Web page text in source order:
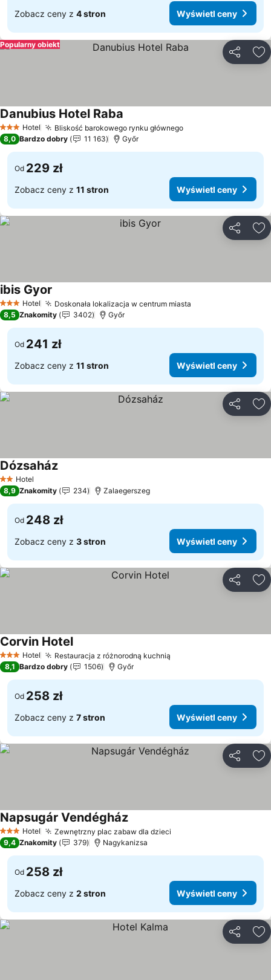
Zobacz ceny z 4 stron Wyświetl ceny
Popularny obiekt
3 Kategoria
Hotel Bliskość barokowego rynku głównegoWyświetl ceny
Danubius Hotel Raba
8,0 Bardzo dobry 11 163 Győr
Od 229 zł
Zobacz ceny z 11 stron Wyświetl ceny
3 Kategoria
Hotel Doskonała lokalizacja w centrum miasta
ibis Gyor
8,5 Znakomity 3402 Győr
Od 241 zł
Zobacz ceny z 11 stron Wyświetl ceny
2 Kategoria
Hotel
DózsaházWyświetl ceny
8,9 Znakomity 234 Zalaegerszeg
Od 248 zł
Zobacz ceny z 3 stron Wyświetl ceny
3 Kategoria
Hotel Restauracja z różnorodną kuchnią
Corvin HotelWyświetl ceny
8,1 Bardzo dobry 1506 Győr
Od 258 zł
Zobacz ceny z 7 stron Wyświetl ceny
3 Kategoria
Hotel Zewnętrzny plac zabaw dla dzieci
Napsugár VendégházWyświetl ceny
9,4 Znakomity 379 Nagykanizsa
Od 258 zł
Zobacz ceny z 2 stron Wyświetl ceny